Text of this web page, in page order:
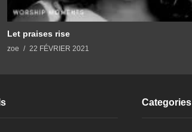
Let praises rise
zoe 22 FÉVRIER 2021
Categories